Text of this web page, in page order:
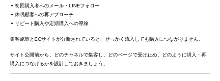
初回購入者へのメール・LINEフォロー
休眠顧客への再アプローチ
リピート購入や定期購入への導線
集客施策とECサイトが分断されていると、せっかく流入しても購入につながりません。
サイト公開前から、どのチャネルで集客し、どのページで受け止め、どのように購入・再
購入につなげるかを設計しておきましょう。